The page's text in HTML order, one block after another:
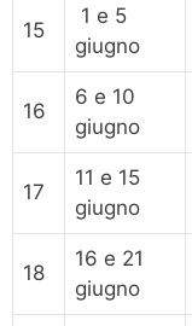
15
1 e 5
giugno
16
6 e 10
giugno
17
11 e 15
giugno
18
16 e 21
giugno